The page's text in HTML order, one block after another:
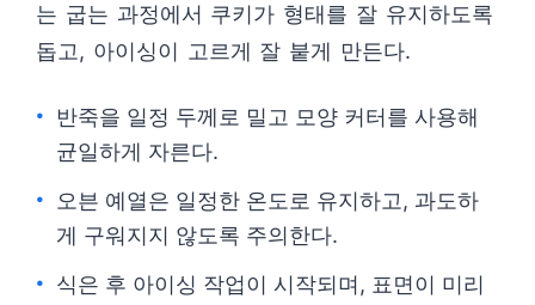
는 굽는 과정에서 쿠키가 형태를 잘 유지하도록
돕고, 아이싱이 고르게 잘 붙게 만든다.
반죽을 일정 두께로 밀고 모양 커터를 사용해
균일하게 자른다.
오븐 예열은 일정한 온도로 유지하고, 과도하
게 구워지지 않도록 주의한다.
식은 후 아이싱 작업이 시작되며, 표면이 미리